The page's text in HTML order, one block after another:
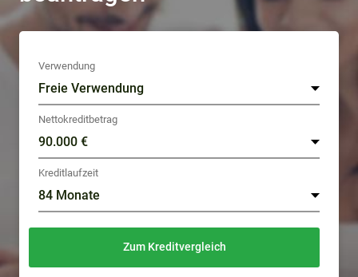
Verwendung
Nettokreditbetrag
Kreditlaufzeit
Zum Kreditvergleich